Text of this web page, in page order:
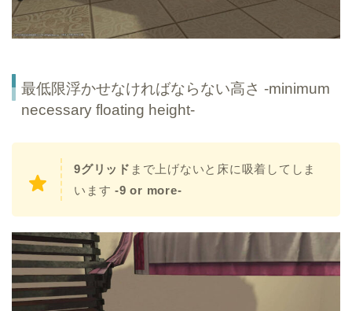
最低限浮かせなければならない高さ -minimum
necessary floating height-
9グリッド まで上げないと床に吸着してしま
います-9 or more-